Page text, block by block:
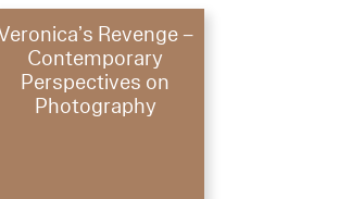
Revenge –
Contemporary
Perspectives on
Photography